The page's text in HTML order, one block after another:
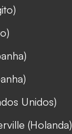
Unidos)
(Holanda)